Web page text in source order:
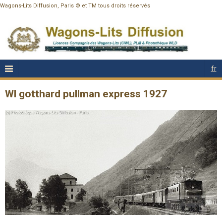
Wagons-Lits Diffusion, Paris © et TM tous droits réservés
fr
Wl gotthard pullman express 1927